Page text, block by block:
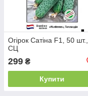
Огірок Сатіна F1, 50 шт.,
СЦ
299 ₴
Купити